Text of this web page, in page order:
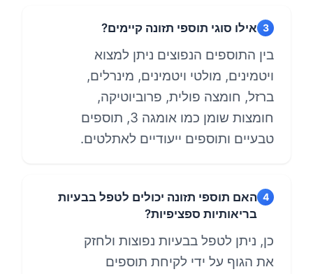
3 אילו סוגי תוספי תזונה קיימים?
בין התוספים הנפוצים ניתן למצוא
ויטמינים, מולטי ויטמינים, מינרלים,
ברזל, חומצה פולית, פרוביוטיקה,
חומצות שומן כמו אומגה 3, תוספים
טבעיים ותוספים ייעודיים לאתלטים.
4 האם תוספי תזונה יכולים לטפל בבעיות
בריאותיות ספציפיות?
כן, ניתן לטפל בבעיות נפוצות ולחזק
את הגוף על ידי לקיחת תוספים